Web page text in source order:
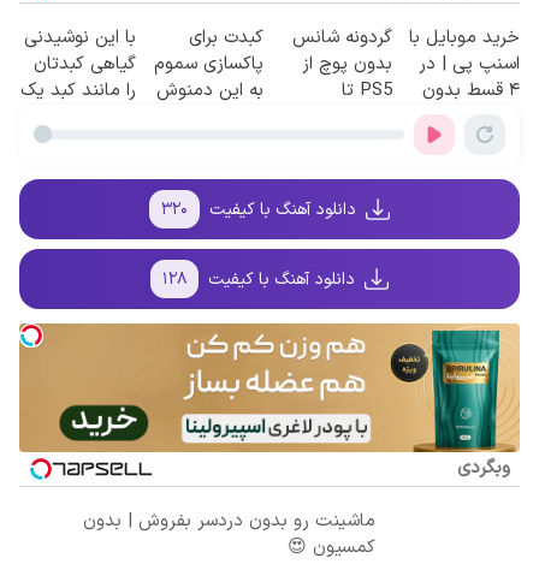
خرید موبایل با
اسنپ پی | در
۴ قسط بدون
سود و کارمزد!
گردونه شانس
بدون پوچ از
PS5 تا
کبدت برای
پاکسازی سموم
به این دمنوش
با این نوشیدنی
گیاهی کبدتان
را مانند کبد یک
دانلود آهنگ با کیفیت ۳۲۰
دانلود آهنگ با کیفیت ۱۲۸
وبگردی
ماشینت رو بدون دردسر بفروش | بدون
کمسیون 😍